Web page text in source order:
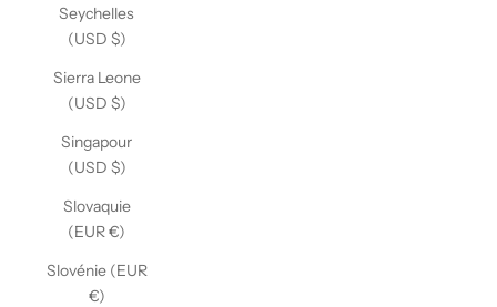
Seychelles
(USD $)
Sierra Leone
(USD $)
Singapour
(USD $)
Slovaquie
(EUR €)
Slovénie (EUR
€)